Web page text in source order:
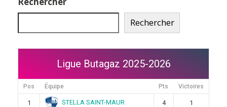
Rechercher
Ligue Butagaz 2025-2026
Pos Équipe Pts Victoires
1 STELLA SAINT-MAUR 4 1